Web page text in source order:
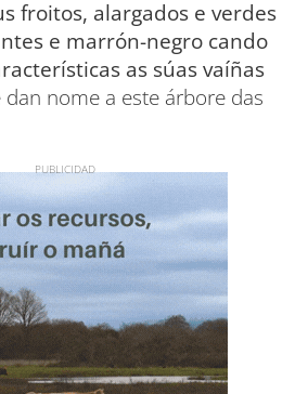
froitos, alargados e verdes
e marrón-negro cando
as súas vaíñas
dan nome a este árbore das